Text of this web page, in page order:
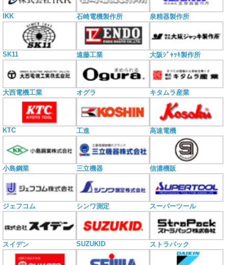
IKK 石崎電機製作所 泉精器製作所
SK11 遠藤工業 大阪ｼﾞｬｯｷ製作所
大西電機工業 オグラ キタムラ産業
KTC 工進 高速電機
小島鋼業 三立機器 信濃機販
ジェフコム シンワ測定 スーパーツール
スイデン SUZUKID ストラパック